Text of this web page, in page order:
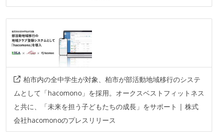
柏市内の全中学生が対象、柏市が部活動地域移行のシステ
ムとして「hacomono」を採用。オークスベストフィットネス
と共に、「未来を担う子どもたちの成長」をサポート | 株式
会社hacomonoのプレスリリース